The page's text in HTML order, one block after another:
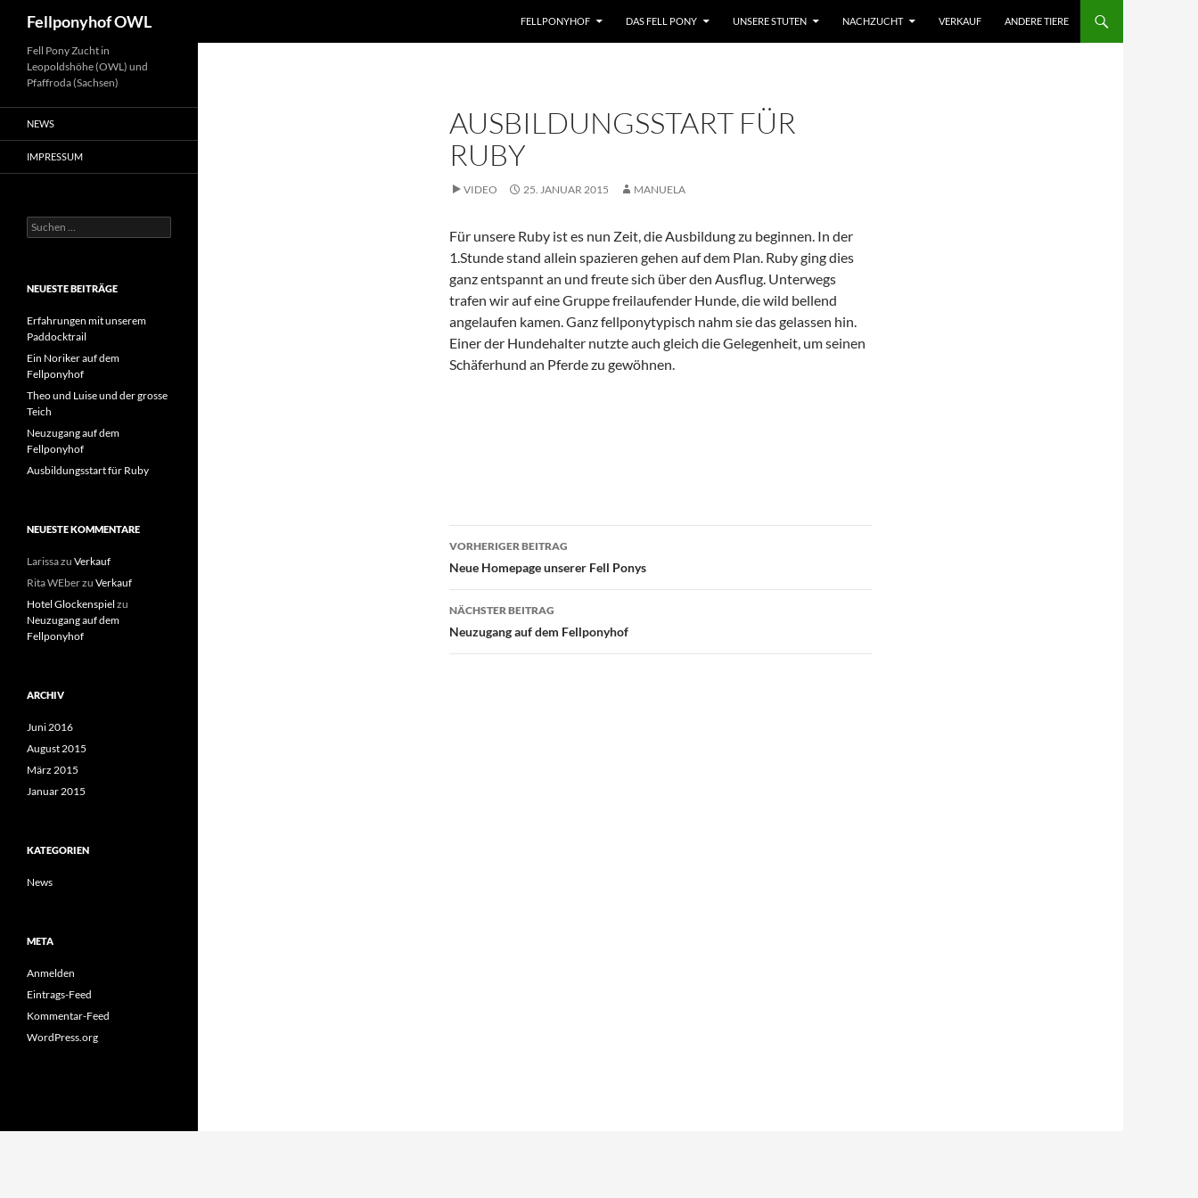
Inhalt
Fellponyhof OWL FELLPONYHOF DAS FELL PONY UNSERE STUTEN NACHZUCHT VERKAUF ANDERE TIERE
AUSBILDUNGSSTART FÜR
RUBY
VIDEO 25. JANUAR 2015 MANUELA
Für unsere Ruby ist es nun Zeit, die Ausbildung zu beginnen. In der
1.Stunde stand allein spazieren gehen auf dem Plan. Ruby ging dies
ganz entspannt an und freute sich über den Ausflug. Unterwegs
trafen wir auf eine Gruppe freilaufender Hunde, die wild bellend
angelaufen kamen. Ganz fellponytypisch nahm sie das gelassen hin.
Einer der Hundehalter nutzte auch gleich die Gelegenheit, um seinen
Schäferhund an Pferde zu gewöhnen.
Beitragsnavigation
VORHERIGER BEITRAG
Neue Homepage unserer Fell Ponys
NÄCHSTER BEITRAG
Neuzugang auf dem Fellponyhof
Fell Pony Zucht in
Leopoldshöhe (OWL) und
Pfaffroda (Sachsen)
NEWS
IMPRESSUM
Suchen
nach:
NEUESTE BEITRÄGE
Erfahrungen mit unserem
Paddocktrail
Ein Noriker auf dem
Fellponyhof
Theo und Luise und der grosse
Teich
Neuzugang auf dem
Fellponyhof
Ausbildungsstart für Ruby
NEUESTE KOMMENTARE
Larissazu Verkauf
Rita WEberzu Verkauf
Hotel Glockenspiel zu
Neuzugang auf dem
Fellponyhof
ARCHIV
Juni 2016
August 2015
März 2015
Januar 2015
KATEGORIEN
News
META
Anmelden
Eintrags-Feed
Kommentar-Feed
WordPress.org